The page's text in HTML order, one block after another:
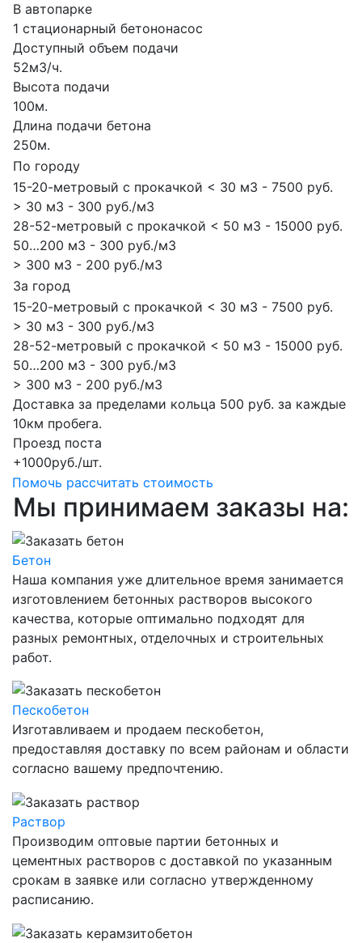
В автопарке
1 стационарный бетононасос
Доступный объем подачи
52м3/ч.
Высота подачи
100м.
Длина подачи бетона
250м.
По городу
15-20-метровый с прокачкой < 30 м3 - 7500 руб.
> 30 м3 - 300 руб./м3
28-52-метровый с прокачкой < 50 м3 - 15000 руб.
50…200 м3 - 300 руб./м3
> 300 м3 - 200 руб./м3
За город
15-20-метровый с прокачкой < 30 м3 - 7500 руб.
> 30 м3 - 300 руб./м3
28-52-метровый с прокачкой < 50 м3 - 15000 руб.
50…200 м3 - 300 руб./м3
> 300 м3 - 200 руб./м3
Доставка за пределами кольца 500 руб. за каждые
10км пробега.
Проезд поста
+1000руб./шт.
Помочь рассчитать стоимость
Мы принимаем заказы на:
Бетон
Наша компания уже длительное время занимается
изготовлением бетонных растворов высокого
качества, которые оптимально подходят для
разных ремонтных, отделочных и строительных
работ.
Пескобетон
Изготавливаем и продаем пескобетон,
предоставляя доставку по всем районам и области
согласно вашему предпочтению.
Раствор
Производим оптовые партии бетонных и
цементных растворов с доставкой по указанным
срокам в заявке или согласно утвержденному
расписанию.